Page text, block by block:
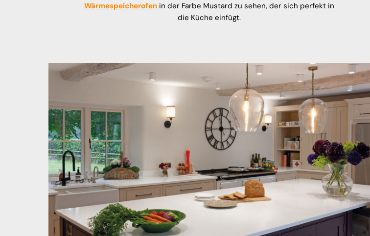
Wärmespeicherofen in der Farbe Mustard zu sehen, der sich perfekt in
die Küche einfügt.